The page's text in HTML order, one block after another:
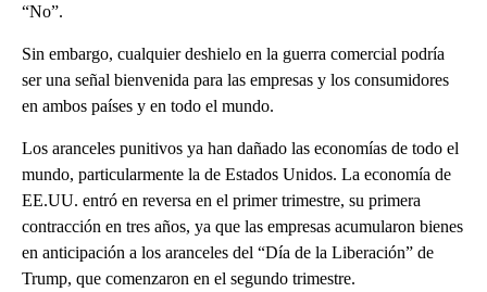
“No”.
Sin embargo, cualquier deshielo en la guerra comercial podría
ser una señal bienvenida para las empresas y los consumidores
en ambos países y en todo el mundo.
Los aranceles punitivos ya han dañado las economías de todo el
mundo, particularmente la de Estados Unidos. La economía de
EE.UU. entró en reversa en el primer trimestre, su primera
contracción en tres años, ya que las empresas acumularon bienes
en anticipación a los aranceles del “Día de la Liberación” de
Trump, que comenzaron en el segundo trimestre.